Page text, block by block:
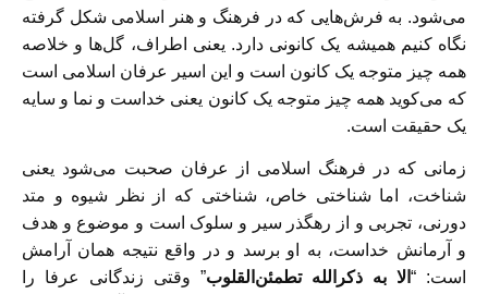
می‌شود. به فرش‌هایی که در فرهنگ و هنر اسلامی شکل گرفته
نگاه کنیم همیشه یک کانونی دارد. یعنی اطراف، گل‌ها و خلاصه
همه چیز متوجه یک کانون است و این اسیر عرفان اسلامی است
که می‌کوید همه چیز متوجه یک کانون یعنی خداست و نما و سایه
یک حقیقت است.
زمانی که در فرهنگ اسلامی از عرفان صحبت می‌شود یعنی
شناخت، اما شناختی خاص، شناختی که از نظر شیوه و متد
دورنی، تجربی و از رهگذر سیر و سلوک است و موضوع و هدف
و آرمانش خداست، به او برسد و در واقع نتیجه همان آرامش
است: “ الا به ذکرالله تطمئن‌القلوب” وقتی زندگانی عرفا را